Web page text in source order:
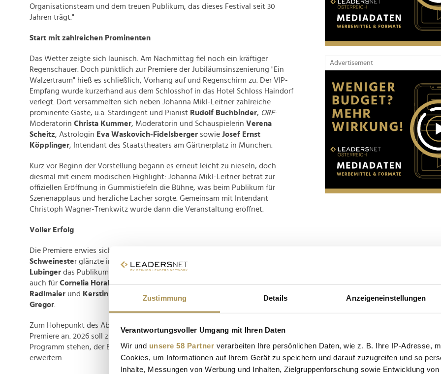
Zustimmung Details Anzeigeneinstellungen
Verantwortungsvoller Umgang mit Ihren Daten
Wir und unsere 58 Partner verarbeiten Ihre persönlichen Daten, wie z. B. Ihre IP-Adresse,
Cookies, um Informationen auf Ihrem Gerät zu speichern und darauf zuzugreifen und so
Inhalte, Messungen von Werbung und Inhalten, Zielgruppenforschung sowie Entwicklung
Organisationsteam und dem treuen Publikum, das dieses Festival seit 30
Jahren trägt."
Start mit zahlreichen Prominenten
Das Wetter zeigte sich launisch. Am Nachmittag fiel noch ein kräftiger
Regenschauer. Doch pünktlich zur Premiere der Jubiläumsinszenierung "Ein
Walzertraum" hieß es schließlich, Vorhang auf und Regenschirm zu. Der VIP-
Empfang wurde kurzerhand aus dem Schlosshof in das Hotel Schloss Haindorf
verlegt. Dort versammelten sich neben Johanna Mikl-Leitner zahlreiche
prominente Gäste, u.a. Stardirigent und Pianist Rudolf Buchbinder, ORF-
Moderatorin Christa Kummer, Moderatorin und Schauspielerin Verena
Scheitz, Astrologin Eva Waskovich-Fidelsberger sowie Josef Ernst
Köpplinger, Intendant des Staatstheaters am Gärtnerplatz in München.
Kurz vor Beginn der Vorstellung begann es erneut leicht zu nieseln, doch
diesmal mit einem modischen Highlight: Johanna Mikl-Leitner betrat zur
offiziellen Eröffnung in Gummistiefeln die Bühne, was beim Publikum für
Szenenapplaus und herzliche Lacher sorgte. Gemeinsam mit Intendant
Christoph Wagner-Trenkwitz wurde dann die Veranstaltung eröffnet.
Voller Erfolg
Die Premiere erwies sich musikalisch wie darstellerisch als voller Erfolg.
Schweinester glänzte in der Rolle des Leutnants Niki, während
Lubinger das Publikum mit ihrem Auftritt verzauberte. Großes Lob gab es
auch für Cornelia Horak
Radlmaier und Kerstin Grotrian . Regisseurin der Inszenierung ist
Isabella
Gregor
Zum Höhepunkt des Abends kündigte Christoph Wagner-Trenkwitz eine
Premiere an. 2026 soll zum ersten Mal in Langenlois ein Musical auf dem
Programm stehen, der Evergreen "Hello, Dolly!" soll das Operettenflair
erweitern.
Advertisement